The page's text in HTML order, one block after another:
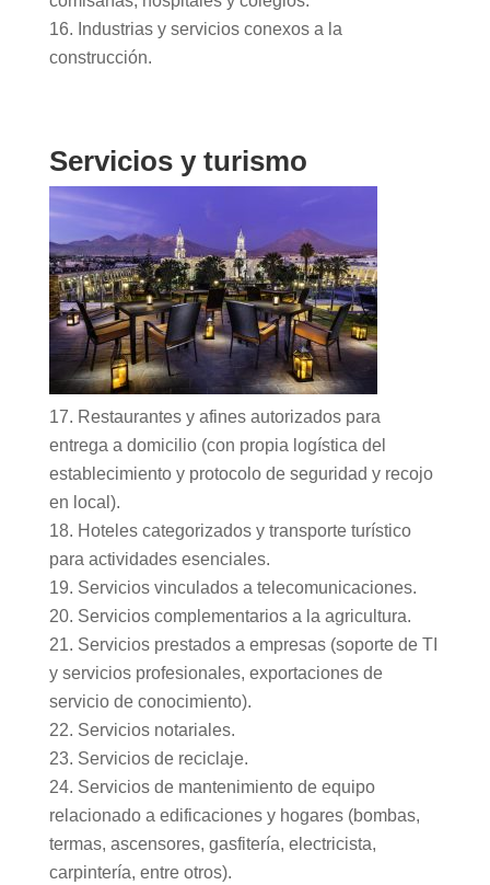
Industrias y servicios conexos a la
construcción.
Servicios y turismo
Restaurantes y afines autorizados para
entrega a domicilio (con propia logística del
establecimiento y protocolo de seguridad y recojo
en local).
Hoteles categorizados y transporte turístico
para actividades esenciales.
Servicios vinculados a telecomunicaciones.
Servicios complementarios a la agricultura.
Servicios prestados a empresas (soporte de TI
y servicios profesionales, exportaciones de
servicio de conocimiento).
Servicios notariales.
Servicios de reciclaje.
Servicios de mantenimiento de equipo
relacionado a edificaciones y hogares (bombas,
termas, ascensores, gasfitería, electricista,
carpintería, entre otros).